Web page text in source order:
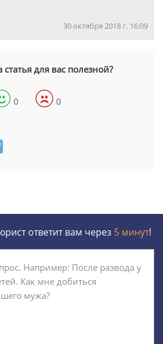
30 октября 2018 г. 16:09
статья для вас полезной?
0 0
ответит вам через 5 минут!